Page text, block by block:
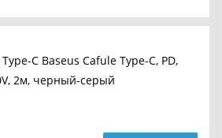
C Baseus Cafule Type-C, PD,
2м, черный-серый